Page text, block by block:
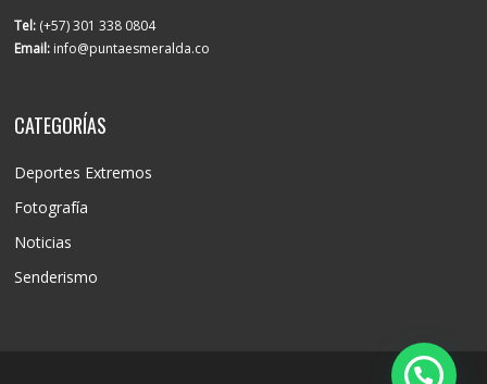
Tel: (+57) 301 338 0804
Email: info@puntaesmeralda.co
CATEGORÍAS
Deportes Extremos
Fotografía
Noticias
Senderismo